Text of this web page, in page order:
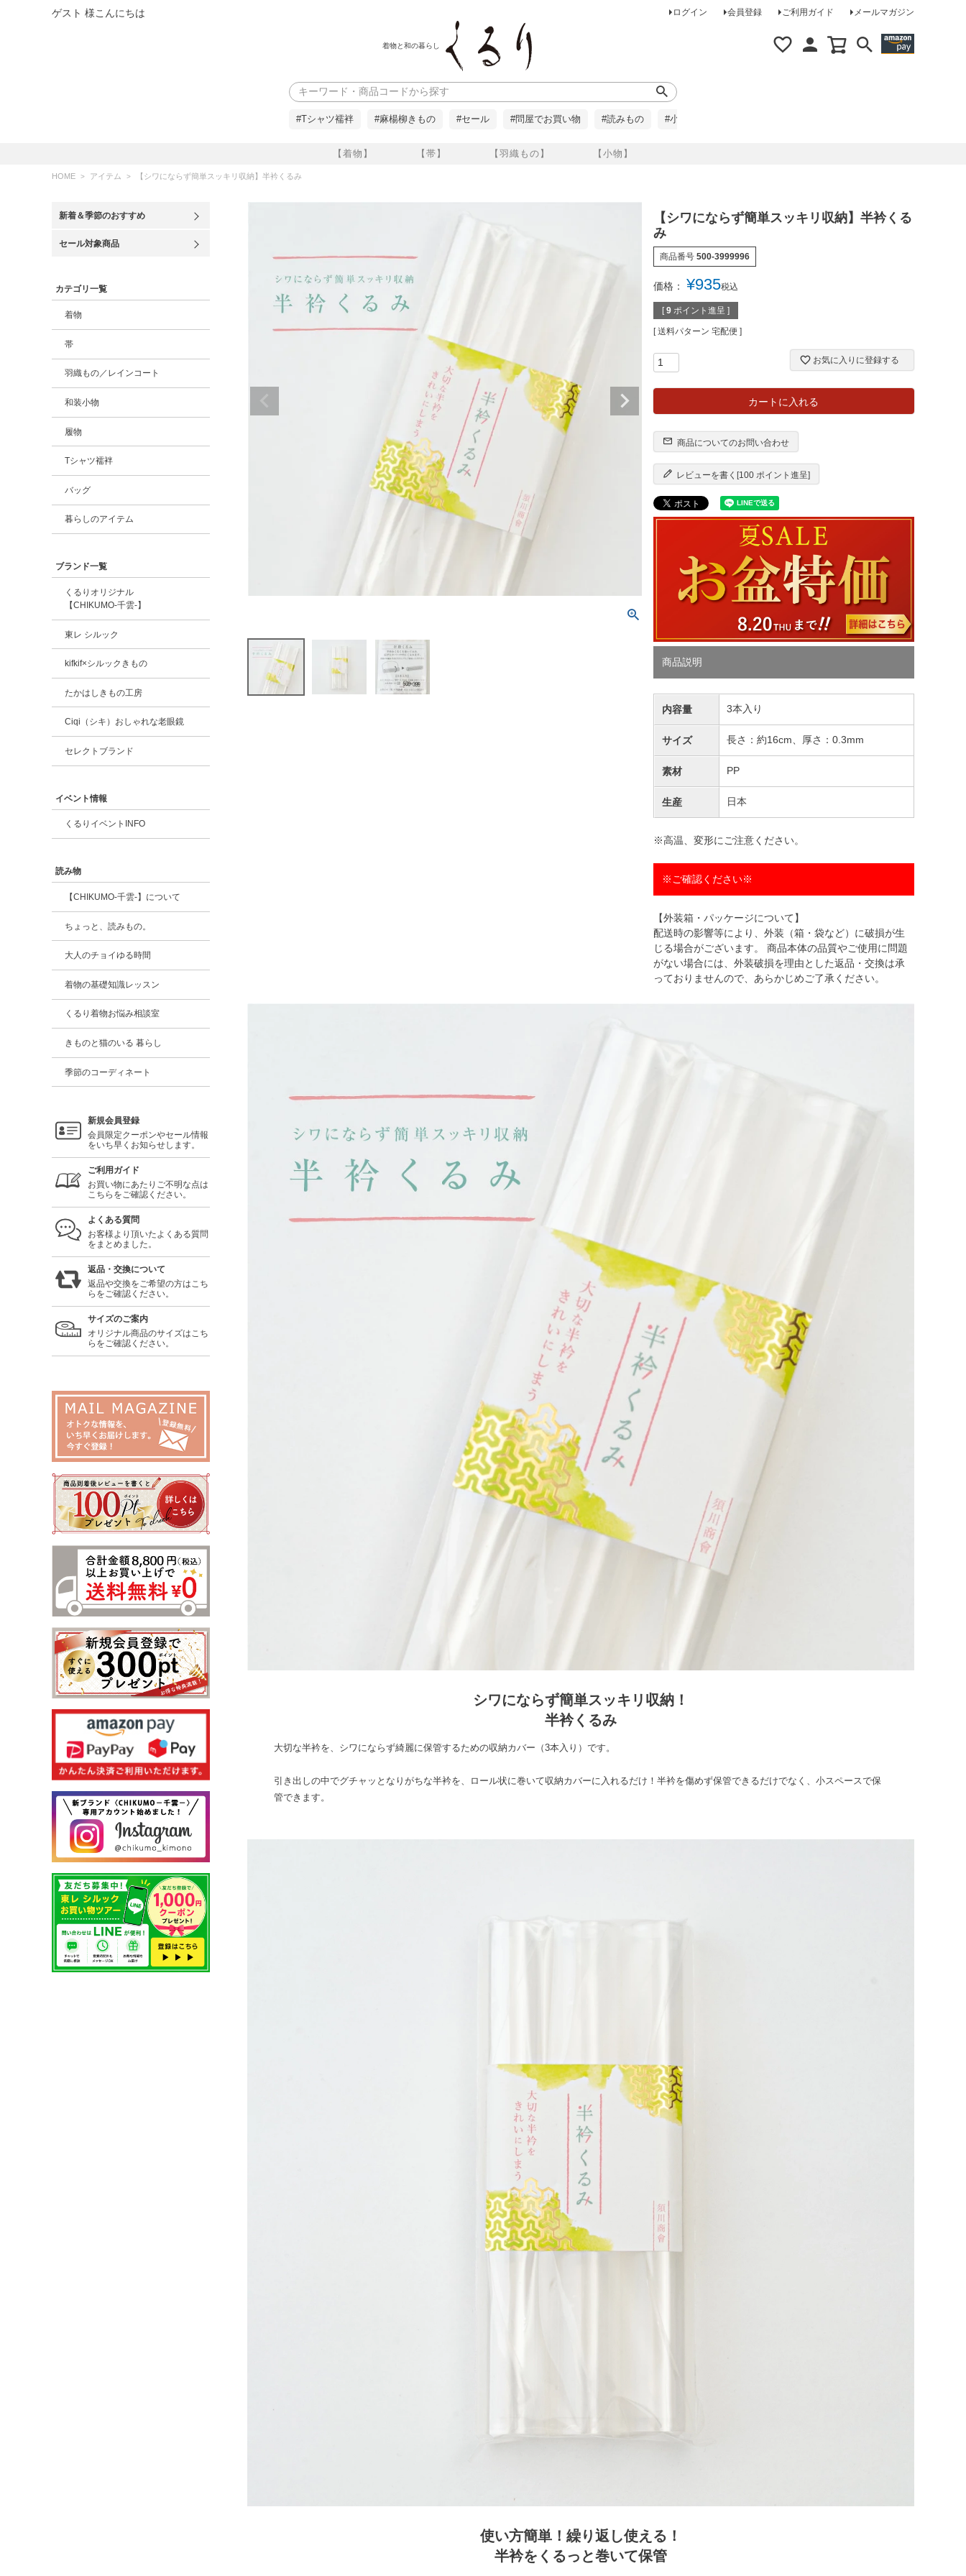
ゲスト 様こんにちは ログイン 会員登録 ご利用ガイド メールマガジン
着物と和の暮らし
【着物】 【帯】 【羽織もの】 【小物】
検索
#Tシャツ襦袢 #麻楊柳きもの #セール #問屋でお買い物 #読みもの #小柄な方に
HOME アイテム 【シワにならず簡単スッキリ収納】半衿くるみ
新着＆季節のおすすめ
セール対象商品
カテゴリ一覧
着物
帯
羽織もの／レインコート
和装小物
履物
Tシャツ襦袢
バッグ
暮らしのアイテム
ブランド一覧
くるりオリジナル
【CHIKUMO-千雲-】
東レ シルック
kifkif×シルックきもの
たかはしきもの工房
Ciqi（シキ）おしゃれな老眼鏡
セレクトブランド
イベント情報
くるりイベントINFO
読み物
【CHIKUMO-千雲-】について
ちょっと、読みもの。
大人のチョイゆる時間
着物の基礎知識レッスン
くるり着物お悩み相談室
きものと猫のいる 暮らし
季節のコーディネート
新規会員登録
会員限定クーポンやセール情報
をいち早くお知らせします。
ご利用ガイド
お買い物にあたりご不明な点は
こちらをご確認ください。
よくある質問
お客様より頂いたよくある質問
をまとめました。
返品・交換について
返品や交換をご希望の方はこち
らをご確認ください。
サイズのご案内
オリジナル商品のサイズはこち
らをご確認ください。
【シワにならず簡単スッキリ収納】半衿くる
み
商品番号 500-3999996
価格： ¥935税込
[ 9 ポイント進呈 ]
送料パターン 宅配便
お気に入りに登録する
カートに入れる
商品についてのお問い合わせ
レビューを書く[100 ポイント進呈]
商品説明
内容量 3本入り
サイズ 長さ：約16cm、厚さ：0.3mm
素材 PP
生産 日本
※高温、変形にご注意ください。
※ご確認ください※
【外装箱・パッケージについて】
配送時の影響等により、外装（箱・袋など）に破損が生
じる場合がございます。 商品本体の品質やご使用に問題
がない場合には、外装破損を理由とした返品・交換は承
っておりませんので、あらかじめご了承ください。
シワにならず簡単スッキリ収納！
半衿くるみ
大切な半衿を、シワにならず綺麗に保管するための収納カバー（3本入り）です。
引き出しの中でグチャッとなりがちな半衿を、ロール状に巻いて収納カバーに入れるだけ！半衿を傷めず保管できるだけでなく、小スペースで保
管できます。
使い方簡単！繰り返し使える！
半衿をくるっと巻いて保管